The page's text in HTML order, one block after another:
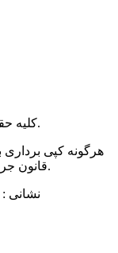
کلیه حقوق مادی ومعنوی متعلق به سی پنل می باشد.
قانون جرائم رایانه ای بوده و پیگرد قانونی خواهد داشت.
نشانی :